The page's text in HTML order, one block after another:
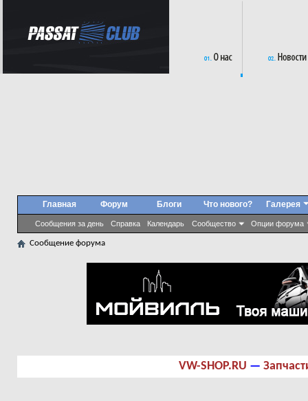
Главная Форум
Сообщения за день Справка Календарь Сообщество Опции форума
Блоги Что нового? Галерея
Сообщение форума
VW-SHOP.RU —